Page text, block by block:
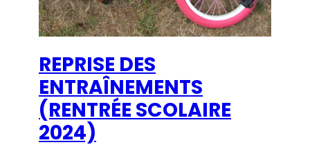
REPRISE DES
ENTRAÎNEMENTS
(RENTRÉE SCOLAIRE
2024)